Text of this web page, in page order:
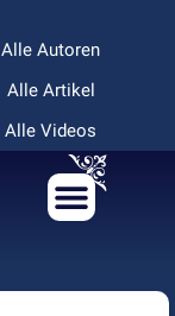
Alle Autoren
Alle Artikel
Alle Videos